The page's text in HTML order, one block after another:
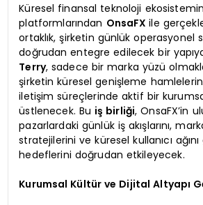
Küresel finansal teknoloji
platformlarından OnsaFXile
ortaklık, şirketin günlük operasyonel
doğrudan entegre edilecek bir
Terry, sadece bir marka yüzü
şirketin küresel genişleme
iletişim süreçlerinde aktif bir
üstlenecek. Bu iş birliği, OnsaFX’in
pazarlardaki günlük iş akışlarını,
stratejilerini ve küresel kullanıcı
hedeflerini doğrudan etkileyecek.
Kurumsal Kültür ve Dijital Altyapı